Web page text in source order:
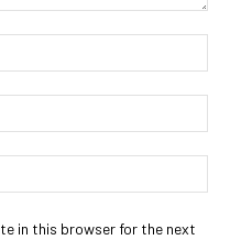
in this browser for the next